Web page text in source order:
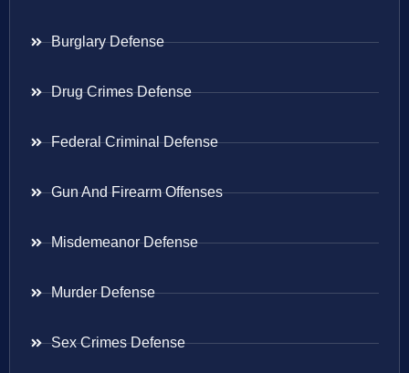
Burglary Defense
Drug Crimes Defense
Federal Criminal Defense
Gun And Firearm Offenses
Misdemeanor Defense
Murder Defense
Sex Crimes Defense